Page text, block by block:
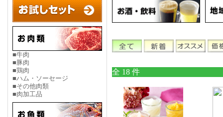
■牛肉
■豚肉
■鶏肉
■ハム・ソーセージ
■その他肉類
■肉加工品
全 18 件